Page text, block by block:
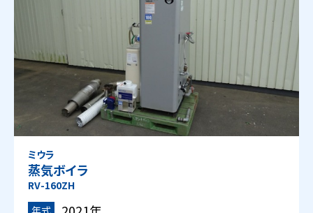
ミウラ
蒸気ボイラ
RV-160ZH
年式